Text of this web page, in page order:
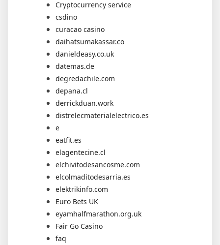
Cryptocurrency service
csdino
curacao casino
daihatsumakassar.co
danieldeasy.co.uk
datemas.de
degredachile.com
depana.cl
derrickduan.work
distrelecmaterialelectrico.es
e
eatfit.es
elagentecine.cl
elchivitodesancosme.com
elcolmaditodesarria.es
elektrikinfo.com
Euro Bets UK
eyamhalfmarathon.org.uk
Fair Go Casino
faq